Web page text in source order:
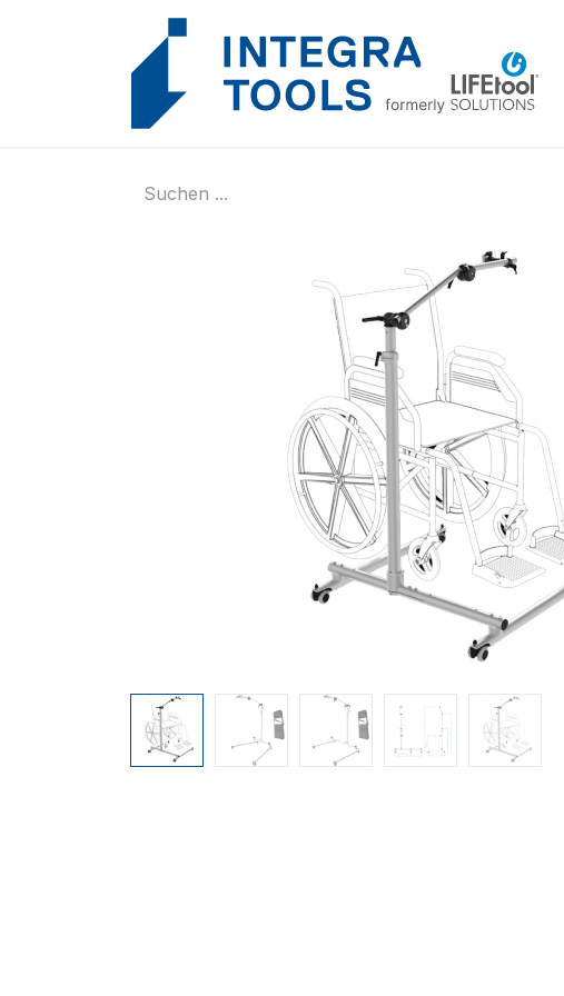
Cookie-Einstellungen